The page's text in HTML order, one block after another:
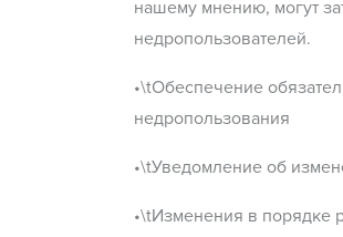
нашему мнению, могут
недропользователей.
•\tОбеспечение
недропользования
•\tУведомление об
•\tИзменения в порядке